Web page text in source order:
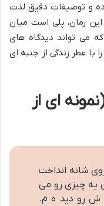
و توصیفات دقیق لذت
این رمان، پلی است میان
می تواند دیدگاه های
با عطر زندگی از جنبه ای
ای از
شانه انداخت
چیزی رو می
ش رو دید ه م.